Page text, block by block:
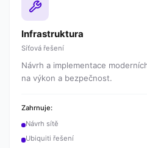
Infrastruktura
Síťová řešení
Návrh a implementace
na výkon a bezpečnost.
Zahrnuje:
Návrh sítě
Ubiquiti řešení